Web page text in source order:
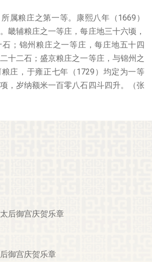
属粮庄之第一等。康熙八年（1669）
畿辅粮庄之一等庄，每庄地三十六顷，
；锦州粮庄之一等庄，每庄地五十四
十二石；盛京粮庄之一等庄，与锦州之
庄，于雍正七年（1729）均定为一等
，岁纳额米一百零八石四斗四升。（张
后御宫庆贺乐章
御宫庆贺乐章